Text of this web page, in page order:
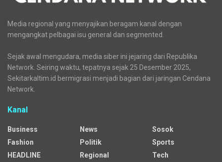
Media regional yang menyajikan beragam kanal dengan
mengangkat pelbagai isu general dan segmented.
Sejak awal mengudara, media siber ini jejaring dari Republika
Network. Seiring waktu, tepatnya sejak 25 Desember 2025,
Sekitarkaltim.id bermigrasi menjadi bagian dari jaringan Cendana
Network.
Kanal
Business
Fashion
HEADLINE
News
Politik
Regional
Sosok
Sports
Tech